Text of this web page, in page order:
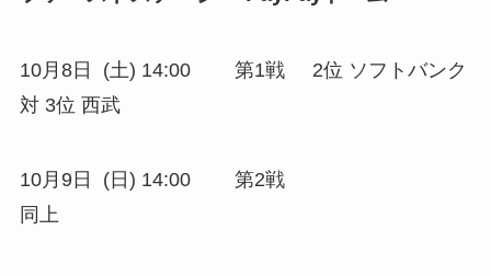
10月8日 (土) 14:00 第1戦 2位 ソフトバンク
対 3位 西武
10月9日 (日) 14:00 第2戦
同上